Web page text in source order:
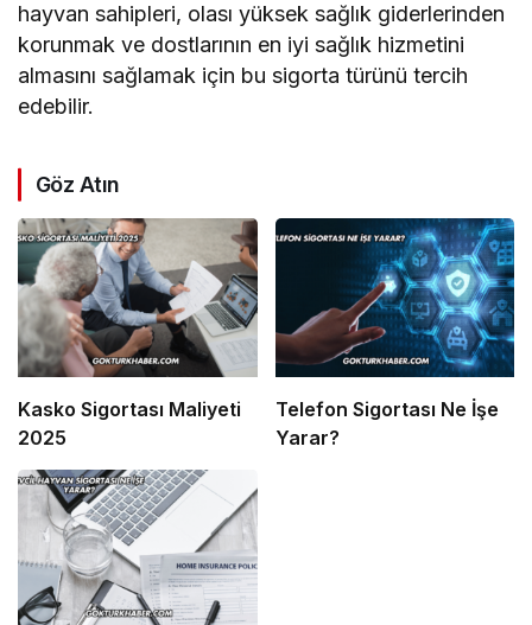
hayvan sahipleri, olası yüksek sağlık giderlerinden
korunmak ve dostlarının en iyi sağlık hizmetini
almasını sağlamak için bu sigorta türünü tercih
edebilir.
Göz Atın
Kasko Sigortası Maliyeti
2025
Telefon Sigortası Ne İşe
Yarar?